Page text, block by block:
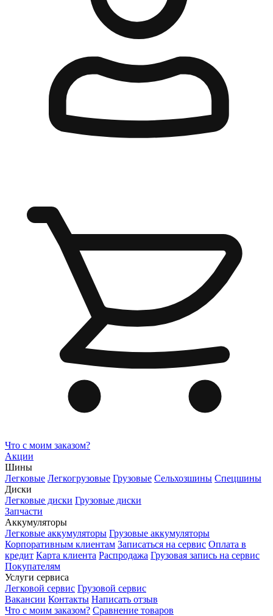
Что с моим заказом?
Акции
Шины
Легковые Легкогрузовые Грузовые Сельхозшины Спецшины
Диски
Легковые диски Грузовые диски
Запчасти
Аккумуляторы
Легковые аккумуляторы Грузовые аккумуляторы
Корпоративным клиентам Записаться на сервис Оплата в
кредит Карта клиента Распродажа Грузовая запись на сервис
Покупателям
Услуги сервиса
Легковой сервис Грузовой сервис
Вакансии Контакты Написать отзыв
Что с моим заказом? Сравнение товаров